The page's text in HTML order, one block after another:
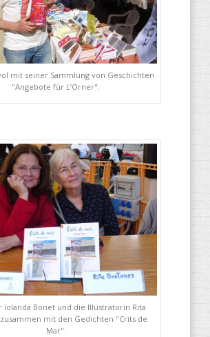
mit seiner Sammlung von Geschichten
"Angebote für L’Orner".
Iolanda Bonet und die Illustratorin Rita
mit den Gedichten "Crits de
Mar".